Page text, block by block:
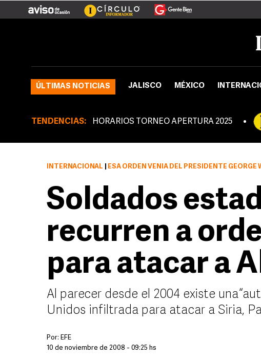
ÚLTIMAS NOTICIAS JALISCO MÉXICO
TENDENCIAS: HORARIOS TORNEO APERTURA 2025
INTERNACIONAL ESA ORDEN VENIA DEL PRESIDENTE GEORGE W. BUSH PARA QUE LOS SOLDADOS
Soldados
recurren a
para atacar a
Al parecer desde el 2004 existe una
Unidos infiltrada para atacar a Siria,
Por: EFE
10 de noviembre de 2008 - 09:25 hs